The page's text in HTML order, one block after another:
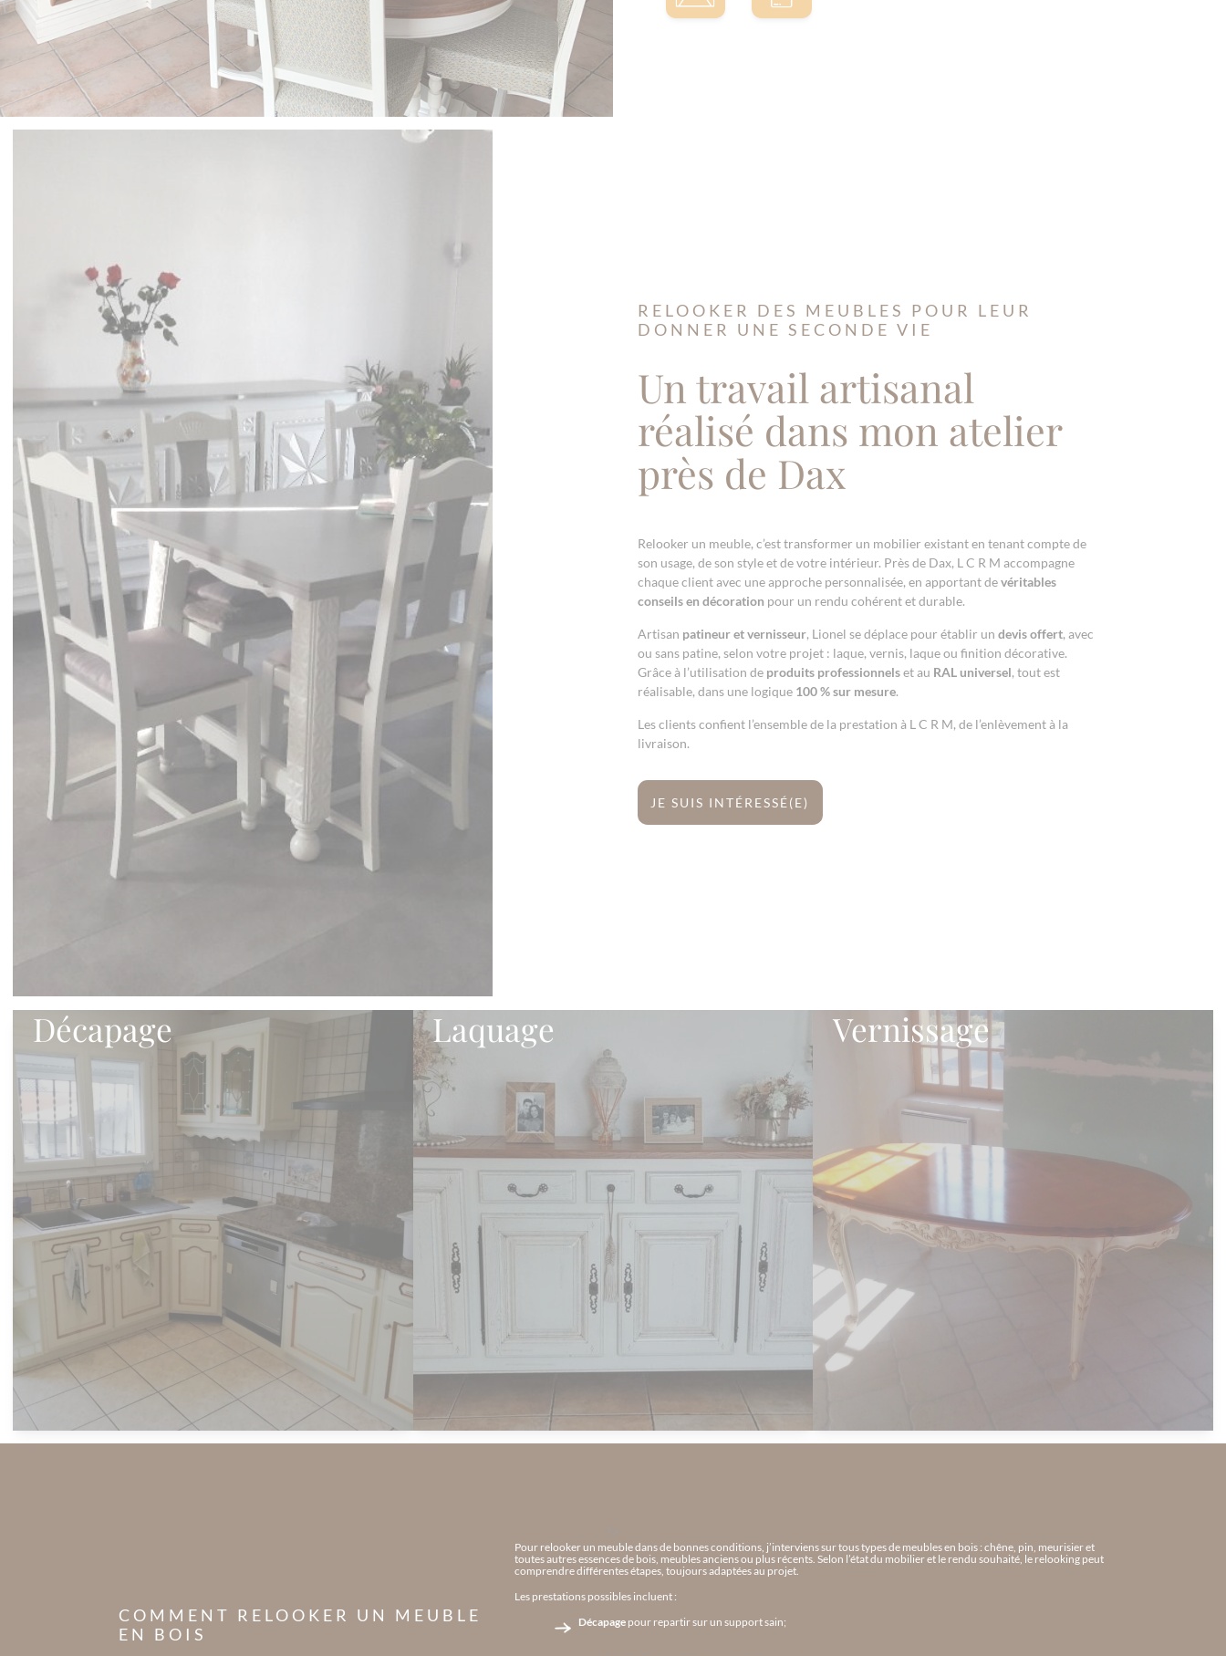
RELOOKER DES MEUBLES POUR LEUR
DONNER UNE SECONDE VIE
Un travail artisanal
réalisé dans mon atelier
près de Dax
Relooker un meuble, c’est transformer un mobilier existant en tenant compte de
son usage, de son style et de votre intérieur. Près de Dax, L C R M accompagne
chaque client avec une approche personnalisée, en apportant devéritables
conseils en décoration pour un rendu cohérent et durable.
Artisan patineur et vernisseur, Lionel se déplace pour établir un devis offert, avec
ou sans patine, selon votre projet : laque, vernis, laque ou finition décorative.
Grâce à l’utilisation de produits professionnelset au RAL universel, tout est
réalisable, dans une logique 100 % sur mesure.
Les clients confient l’ensemble de la prestation à L C R M, de l’enlèvement à la
livraison.
JE SUIS INTÉRESSÉ(E)
Décapage Laquage Vernissage
COMMENT RELOOKER UN MEUBLE
EN BOIS
Pour relooker un meuble dans de bonnes conditions, j’interviens sur tous types de meubles en bois : chêne, pin, meurisier et
toutes autres essences de bois, meubles anciens ou plus récents. Selon l’état du mobilier et le rendu souhaité, le relooking peut
comprendre différentes étapes, toujours adaptées au projet.
Les prestations possibles incluent :
Décapagepour repartir sur un support sain;